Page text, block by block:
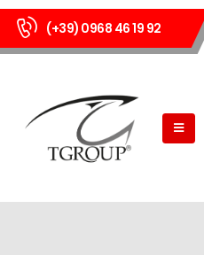
(+39) 0968 46 19 92